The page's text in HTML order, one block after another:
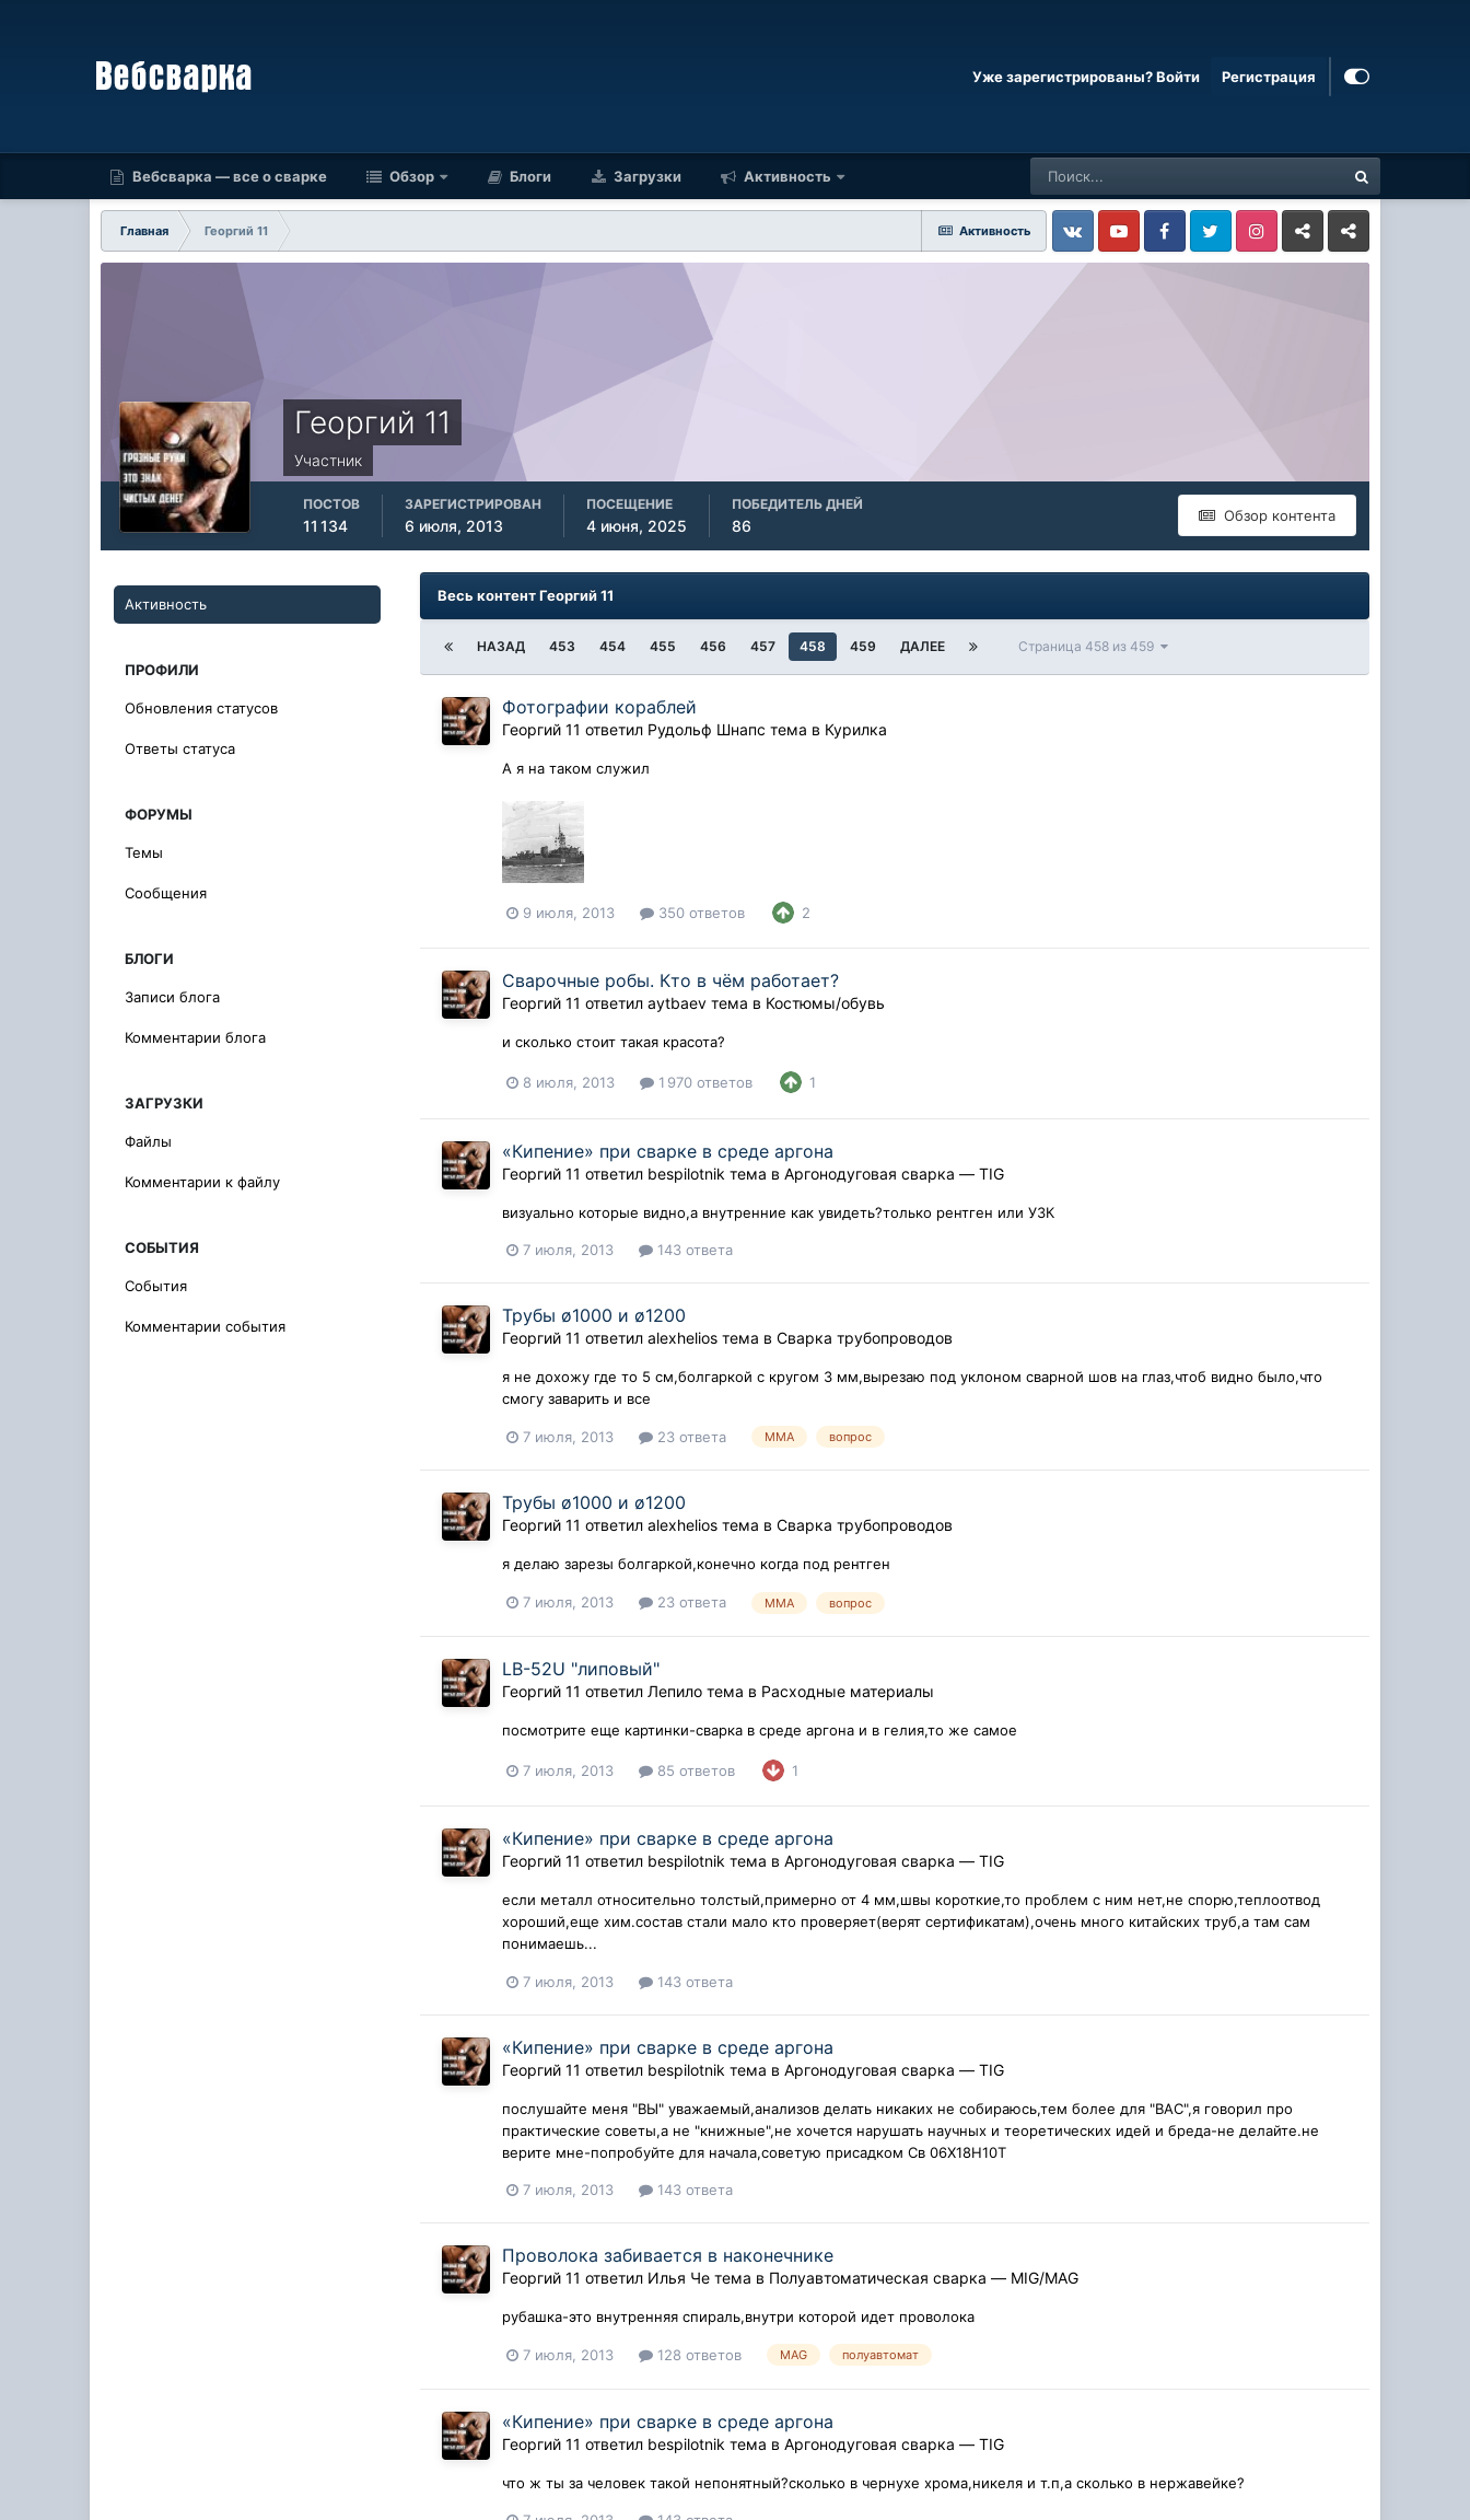
Уже зарегистрированы? Войти Регистрация
Вебсварка — все о сварке Обзор Блоги Загрузки Активность
Активность
Главная
Георгий 11
VkontakteYouTube FacebookTwitter InstagramLivejournalOdnoklassniki
Георгий 11
Участник
Обзор контента
ПОСТОВ
11 134
ЗАРЕГИСТРИРОВАН
6 июля, 2013
ПОСЕЩЕНИЕ
4 июня, 2025
ПОБЕДИТЕЛЬ ДНЕЙ
86
Активность
ПРОФИЛИ
Обновления статусов
Ответы статуса
ФОРУМЫ
Темы
Сообщения
БЛОГИ
Записи блога
Комментарии блога
ЗАГРУЗКИ
Файлы
Комментарии к файлу
СОБЫТИЯ
События
Комментарии события
Весь контент Георгий 11
НАЗАД 453 454 455 456 457 458 459 ДАЛЕЕ Страница 458 из 459
Фотографии кораблей
Георгий 11 ответил Рудольф Шнапс тема в Курилка
А я на таком служил
9 июля, 2013 350 ответов 2
Сварочные робы. Кто в чём работает?
Георгий 11 ответилaytbaev тема в Костюмы/обувь
и сколько стоит такая красота?
8 июля, 2013 1 970 ответов 1
«Кипение» при сварке в среде аргона
Георгий 11 ответил bespilotnik тема вАргонодуговая сварка — TIG
визуально которые видно,а внутренние как увидеть?только рентген или УЗК
7 июля, 2013 143 ответа
Трубы ø1000 и ø1200
Георгий 11 ответилalexhelios тема вСварка трубопроводов
я не дохожу где то 5 см,болгаркой с кругом 3 мм,вырезаю под уклоном сварной шов на глаз,чтоб видно было,что
смогу заварить и все
7 июля, 2013 23 ответа MMA вопрос
Трубы ø1000 и ø1200
Георгий 11 ответилalexhelios тема вСварка трубопроводов
я делаю зарезы болгаркой,конечно когда под рентген
7 июля, 2013 23 ответа MMA вопрос
LB-52U "липовый"
Георгий 11 ответилЛепило тема в Расходные материалы
посмотрите еще картинки-сварка в среде аргона и в гелия,то же самое
7 июля, 2013 85 ответов 1
«Кипение» при сварке в среде аргона
Георгий 11 ответил bespilotnik тема вАргонодуговая сварка — TIG
если металл относительно толстый,примерно от 4 мм,швы короткие,то проблем с ним нет,не спорю,теплоотвод
хороший,еще хим.состав стали мало кто проверяет(верят сертификатам),очень много китайских труб,а там сам
понимаешь...
7 июля, 2013 143 ответа
«Кипение» при сварке в среде аргона
Георгий 11 ответил bespilotnik тема вАргонодуговая сварка — TIG
послушайте меня "ВЫ" уважаемый,анализов делать никаких не собираюсь,тем более для "ВАС",я говорил про
практические советы,а не "книжные",не хочется нарушать научных и теоретических идей и бреда-не делайте.не
верите мне-попробуйте для начала,советую присадком Св 06Х18Н10Т
7 июля, 2013 143 ответа
Проволока забивается в наконечнике
Георгий 11 ответил Илья Че тема в Полуавтоматическая сварка — MIG/MAG
рубашка-это внутренняя спираль,внутри которой идет проволока
7 июля, 2013 128 ответов MAG полуавтомат
«Кипение» при сварке в среде аргона
Георгий 11 ответил bespilotnik тема вАргонодуговая сварка — TIG
что ж ты за человек такой непонятный?сколько в чернухе хрома,никеля и т.п,а сколько в нержавейке?